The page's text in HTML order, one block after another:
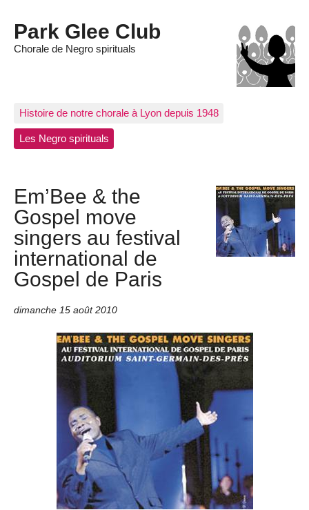
Park Glee Club
Chorale de Negro spirituals
Histoire de notre chorale à Lyon depuis 1948
Les Negro spirituals
Em’Bee & the
Gospel move
singers au festival
international de
Gospel de Paris
dimanche 15 août 2010